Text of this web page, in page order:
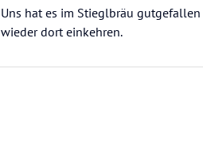
Uns hat es im Stieglbräu
wieder dort einkehren.